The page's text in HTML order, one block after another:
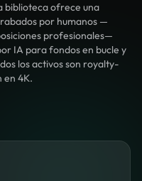
biblioteca ofrece una
por humanos —
profesionales—
IA para fondos en bucle y
los activos son royalty-
en 4K.